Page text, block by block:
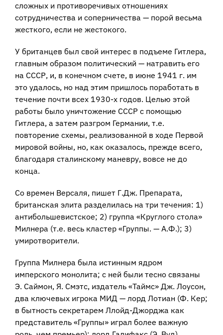
сложных и противоречивых отношениях
сотрудничества и соперничества — порой весьма
жесткого, если не жестокого.
У британцев был свой интерес в подъеме Гитлера,
главным образом политический — натравить его
на СССР, и, в конечном счете, в июне 1941 г. им
это удалось, но над этим пришлось поработать в
течение почти всех 1930-х годов. Целью этой
работы было уничтожение СССР с помощью
Гитлера, а затем разгром Германии, т.е.
повторение схемы, реализованной в ходе Первой
мировой войны, но, как оказалось, прежде всего,
благодаря сталинскому маневру, вовсе не до
конца.
Со времен Версаля, пишет Г.Дж. Препарата,
британская элита разделилась на три течения: 1)
антибольшевистское; 2) группа «Круглого стола»
Милнера (т.е. весь кластер «Группы. — А.Ф.); 3)
умиротворители.
Группа Милнера была истинным ядром
имперского монолита; с ней были тесно связаны
Э. Саймон, Я. Смэтс, издатель «Таймс» Дж. Лоусон,
два ключевых игрока МИД — лорд Лотиан (Ф. Кер;
в бытность секретарем Ллойд-Джорджа как
представитель «Группы» играл более важную